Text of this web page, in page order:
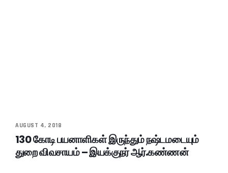
AUGUST 4, 2018
130 கோடி பயனாளிகள் இருந்தும் நஷ்டமடையும்
துறை விவசாயம் – இயக்குநர் ஆர்.கண்ணன்